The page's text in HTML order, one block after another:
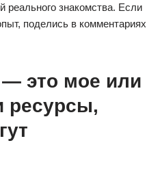
реального знакомства. Если
поделись в комментариях
— это мое или
ресурсы,